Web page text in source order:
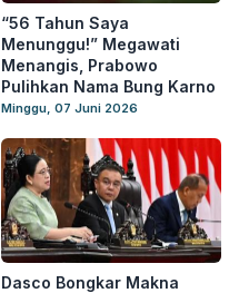
“56 Tahun Saya
Menunggu!” Megawati
Menangis, Prabowo
Pulihkan Nama Bung Karno
Minggu, 07 Juni 2026
Dasco Bongkar Makna